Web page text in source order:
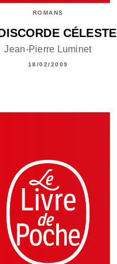
ROMANS
CÉLESTE
Jean-Pierre Luminet
18/02/2009